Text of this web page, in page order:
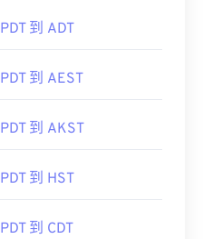
PDT 到 ADT
PDT 到 AEST
PDT 到 AKST
PDT 到 HST
PDT 到 CDT